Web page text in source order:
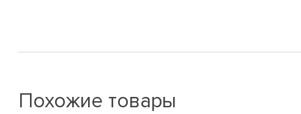
Похожие товары